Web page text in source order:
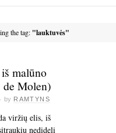
the tag: "lauktuvės"
malūno
Molen)
by RAMTYNS
viržių elis, iš
nedidelį